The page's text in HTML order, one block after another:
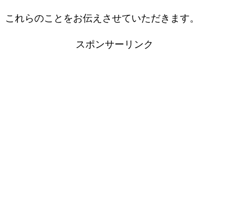
これらのことをお伝えさせていただきます。
スポンサーリンク